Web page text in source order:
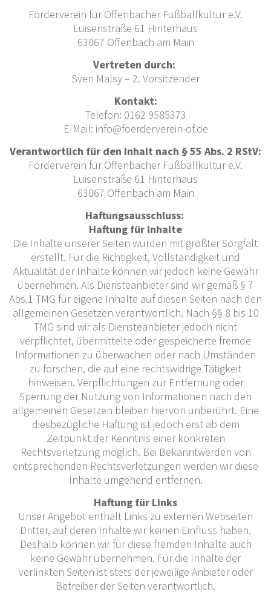
Förderverein für Offenbacher Fußballkultur e.V.
Luisenstraße 61 Hinterhaus
63067 Offenbach am Main
Vertreten durch:
Sven Malsy – 2. Vorsitzender
Kontakt:
Telefon: 0162 9585373
E-Mail: info@foerderverein-of.de
Verantwortlich für den Inhalt nach § 55 Abs. 2 RStV:
Förderverein für Offenbacher Fußballkultur e.V.
Luisenstraße 61 Hinterhaus
63067 Offenbach am Main
Haftungsausschluss:
Haftung für Inhalte
Die Inhalte unserer Seiten wurden mit größter Sorgfalt
erstellt. Für die Richtigkeit, Vollständigkeit und
Aktualität der Inhalte können wir jedoch keine Gewähr
übernehmen. Als Diensteanbieter sind wir gemäß § 7
Abs.1 TMG für eigene Inhalte auf diesen Seiten nach den
allgemeinen Gesetzen verantwortlich. Nach §§ 8 bis 10
TMG sind wir als Diensteanbieter jedoch nicht
verpflichtet, übermittelte oder gespeicherte fremde
Informationen zu überwachen oder nach Umständen
zu forschen, die auf eine rechtswidrige Tätigkeit
hinweisen. Verpflichtungen zur Entfernung oder
Sperrung der Nutzung von Informationen nach den
allgemeinen Gesetzen bleiben hiervon unberührt. Eine
diesbezügliche Haftung ist jedoch erst ab dem
Zeitpunkt der Kenntnis einer konkreten
Rechtsverletzung möglich. Bei Bekanntwerden von
entsprechenden Rechtsverletzungen werden wir diese
Inhalte umgehend entfernen.
Haftung für Links
Unser Angebot enthält Links zu externen Webseiten
Dritter, auf deren Inhalte wir keinen Einfluss haben.
Deshalb können wir für diese fremden Inhalte auch
keine Gewähr übernehmen. Für die Inhalte der
verlinkten Seiten ist stets der jeweilige Anbieter oder
Betreiber der Seiten verantwortlich.